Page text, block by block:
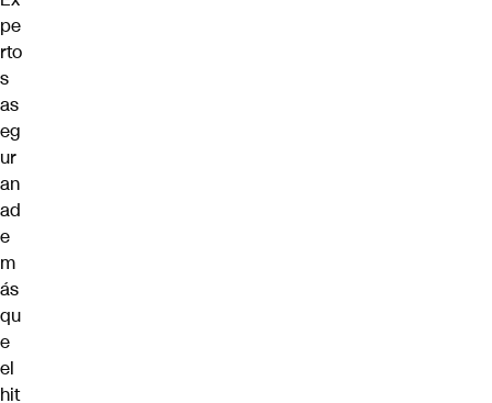
pe
rto
s
as
eg
ur
an
ad
e
m
ás
qu
e
el
hit